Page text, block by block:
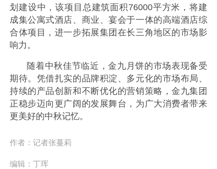
划建设中，该项目总建筑面积76000平方米，将建
成集公寓式酒店、商业、宴会于一体的高端酒店综
合体项目，进一步拓展集团在长三角地区的市场影
响力。
随着中秋佳节临近，金九月饼的市场表现备受
期待。凭借扎实的品牌积淀、多元化的市场布局、
持续的产品创新和不断优化的营销策略，金九集团
正稳步迈向更广阔的发展舞台，为广大消费者带来
更美好的中秋记忆。
作者： 记者张蔓莉
编辑： 丁珲